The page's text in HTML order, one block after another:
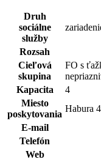
Druh
sociálne
služby
Rozsah
Cieľová
skupina
FO s
Kapacita
4
Miesto
poskytovania
Habura
E-mail
Telefón
Web